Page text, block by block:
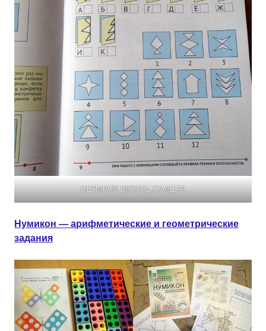
OLYMPUS DIGITAL CAMERA
Нумикон — арифметические и геометрические
задания